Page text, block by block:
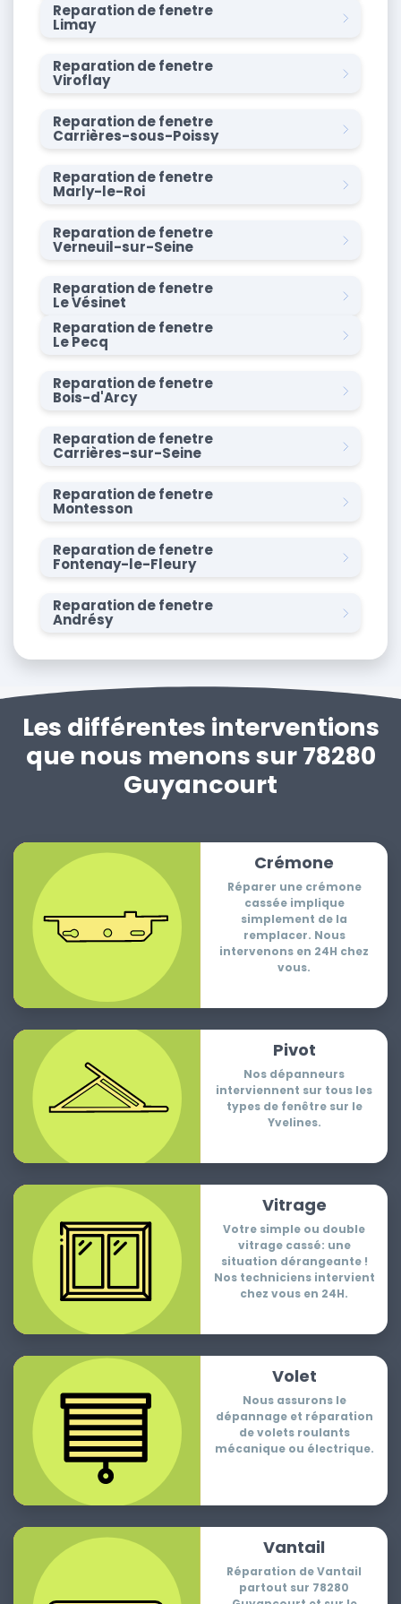
Reparation de fenetre
Limay
Reparation de fenetre
Viroflay
Reparation de fenetre
Carrières-sous-Poissy
Reparation de fenetre
Marly-le-Roi
Reparation de fenetre
Verneuil-sur-Seine
Reparation de fenetre
Le Vésinet
Reparation de fenetre
Le Pecq
Reparation de fenetre
Bois-d'Arcy
Reparation de fenetre
Carrières-sur-Seine
Reparation de fenetre
Montesson
Reparation de fenetre
Fontenay-le-Fleury
Reparation de fenetre
Andrésy
Les différentes interventions
que nous menons sur 78280
Guyancourt
Crémone
Réparer une crémone
cassée implique
simplement de la
remplacer. Nous
intervenons en 24H chez
vous.
Pivot
Nos dépanneurs
interviennent sur tous les
types de fenêtre sur le
Yvelines.
Vitrage
Votre simple ou double
vitrage cassé: une
situation dérangeante !
Nos techniciens intervient
chez vous en 24H.
Volet
Nous assurons le
dépannage et réparation
de volets roulants
mécanique ou électrique.
Vantail
Réparation de Vantail
partout sur 78280